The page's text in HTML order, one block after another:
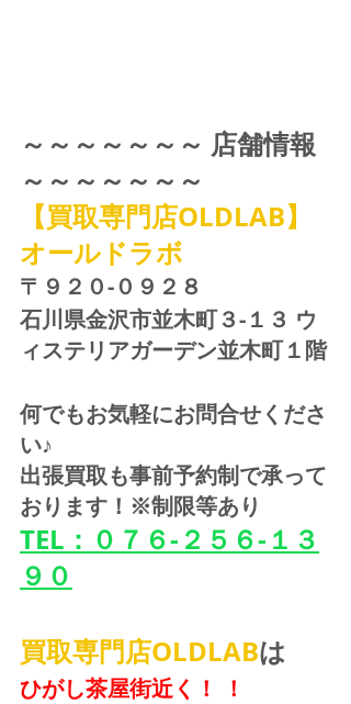
～～～～～～～ 店舗情報
～～～～～～～
【買取専門店OLDLAB】
オールドラボ
〒９２０-０９２８
石川県金沢市並木町３-１３ ウ
ィステリアガーデン並木町１階
何でもお気軽にお問合せくださ
い♪
出張買取も事前予約制で承って
おります！※制限等あり
TEL：０７６-２５６-１３
９０
買取専門店OLDLABは
ひがし茶屋街近く！ ！